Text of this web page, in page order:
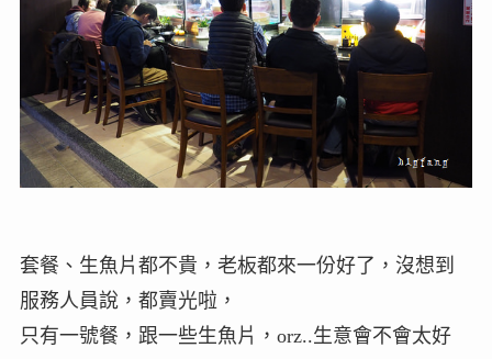
套餐、生魚片都不貴，老板都來一份好了，沒想到
服務人員說，都賣光啦，
只有一號餐，跟一些生魚片，orz..生意會不會太好